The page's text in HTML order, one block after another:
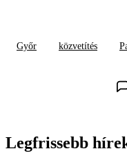
Győr közvetítés
Legfrissebb